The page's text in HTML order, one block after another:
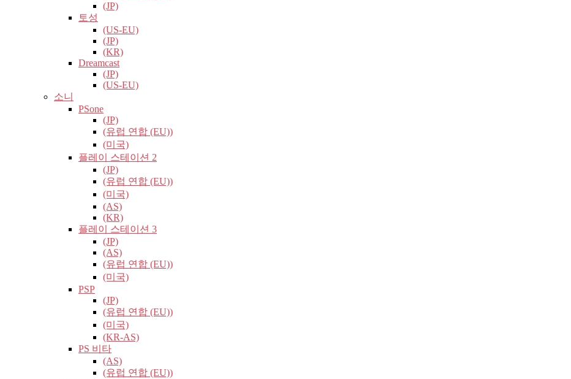
(JP)
토성
(US-EU)
(JP)
(KR)
Dreamcast
(JP)
(US-EU)
소니
PSone
(JP)
(유럽​​ 연합 (EU))
(미국)
플레이 스테이션 2
(JP)
(유럽​​ 연합 (EU))
(미국)
(AS)
(KR)
플레이 스테이션 3
(JP)
(AS)
(유럽​​ 연합 (EU))
(미국)
PSP
(JP)
(유럽​​ 연합 (EU))
(미국)
(KR-AS)
PS 비타
(AS)
(유럽​​ 연합 (EU))